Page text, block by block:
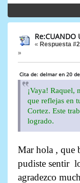
Re:CUANDO
« Respuesta
»
Cita de: delmar en 20
¡Vaya! Raquel,
que reflejas en
Cortez. Este
logrado.
Mar hola , que
pudiste sentir
agradezco